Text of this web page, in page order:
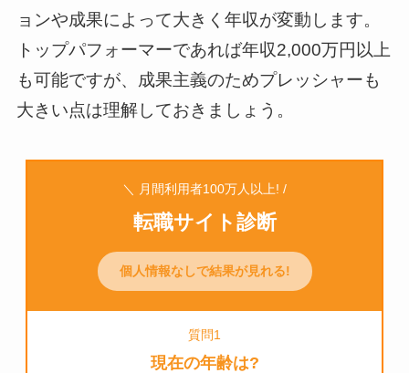
ョンや成果によって大きく年収が変動します。
トップパフォーマーであれば年収2,000万円以上
も可能ですが、成果主義のためプレッシャーも
大きい点は理解しておきましょう。
＼ 月間利用者100万人以上! /
転職サイト診断
個人情報なしで結果が見れる!
質問1
現在の年齢は?